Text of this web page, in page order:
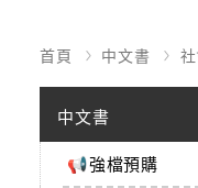
首頁 中文書
中文書
📢強檔預購